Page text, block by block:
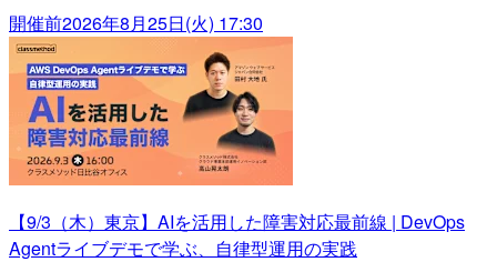
開催前2026年8月25日(火) 17:30
【9/3（木）東京】AIを活用した障害対応最前線 | DevOps
Agentライブデモで学ぶ、自律型運用の実践